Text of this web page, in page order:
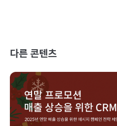
다른 콘텐츠